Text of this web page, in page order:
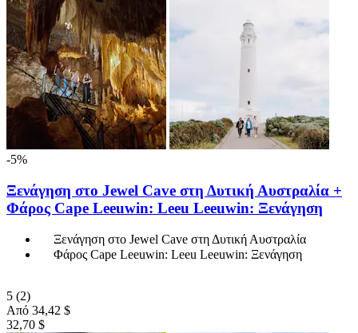
-5%
Ξενάγηση στο Jewel Cave στη Δυτική Αυστραλία +
Φάρος Cape Leeuwin: Leeu Leeuwin: Ξενάγηση
Ξενάγηση στο Jewel Cave στη Δυτική Αυστραλία
Φάρος Cape Leeuwin: Leeu Leeuwin: Ξενάγηση
5 (2)
Από 34,42 $
32,70 $